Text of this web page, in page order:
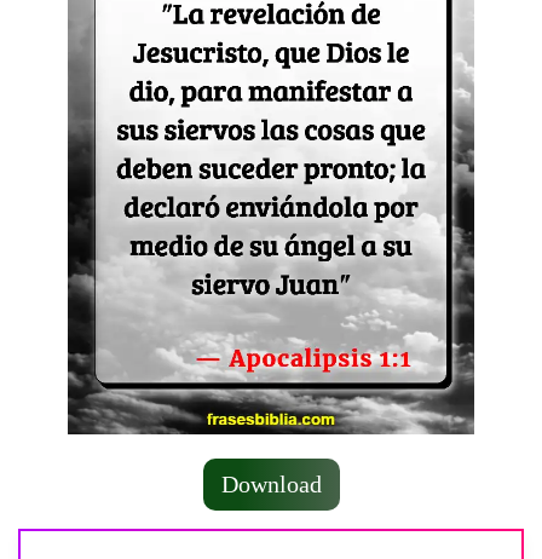
Download